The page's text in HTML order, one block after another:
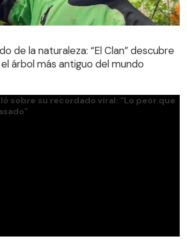
árbol más antiguo del mundo
de la naturaleza: “El Clan” descubre
árbol más antiguo del mundo